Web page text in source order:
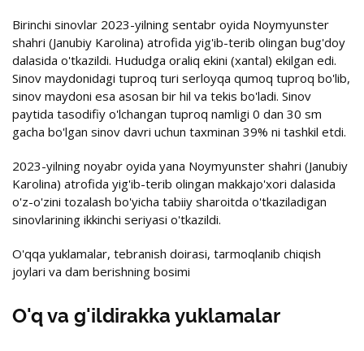
Birinchi sinovlar 2023-yilning sentabr oyida Noymyunster
shahri (Janubiy Karolina) atrofida yig'ib-terib olingan bug'doy
dalasida o'tkazildi. Hududga oraliq ekini (xantal) ekilgan edi.
Sinov maydonidagi tuproq turi serloyqa qumoq tuproq bo'lib,
sinov maydoni esa asosan bir hil va tekis bo'ladi. Sinov
paytida tasodifiy o'lchangan tuproq namligi 0 dan 30 sm
gacha bo'lgan sinov davri uchun taxminan 39% ni tashkil etdi.
2023-yilning noyabr oyida yana Noymyunster shahri (Janubiy
Karolina) atrofida yig'ib-terib olingan makkajo'xori dalasida
o'z-o'zini tozalash bo'yicha tabiiy sharoitda o'tkaziladigan
sinovlarining ikkinchi seriyasi o'tkazildi.
O'qqa yuklamalar, tebranish doirasi, tarmoqlanib chiqish
joylari va dam berishning bosimi
O'q va g'ildirakka yuklamalar